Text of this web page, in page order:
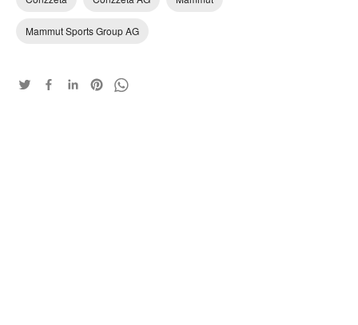
Mammut Sports Group AG